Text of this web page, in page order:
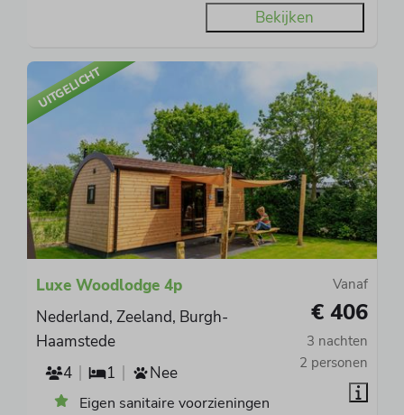
Bekijken
UITGELICHT
Vanaf
€ 406
3 nachten
2 personen
Luxe Woodlodge 4p
Nederland, Zeeland, Burgh-
Haamstede
4
1 Nee
Eigen sanitaire voorzieningen